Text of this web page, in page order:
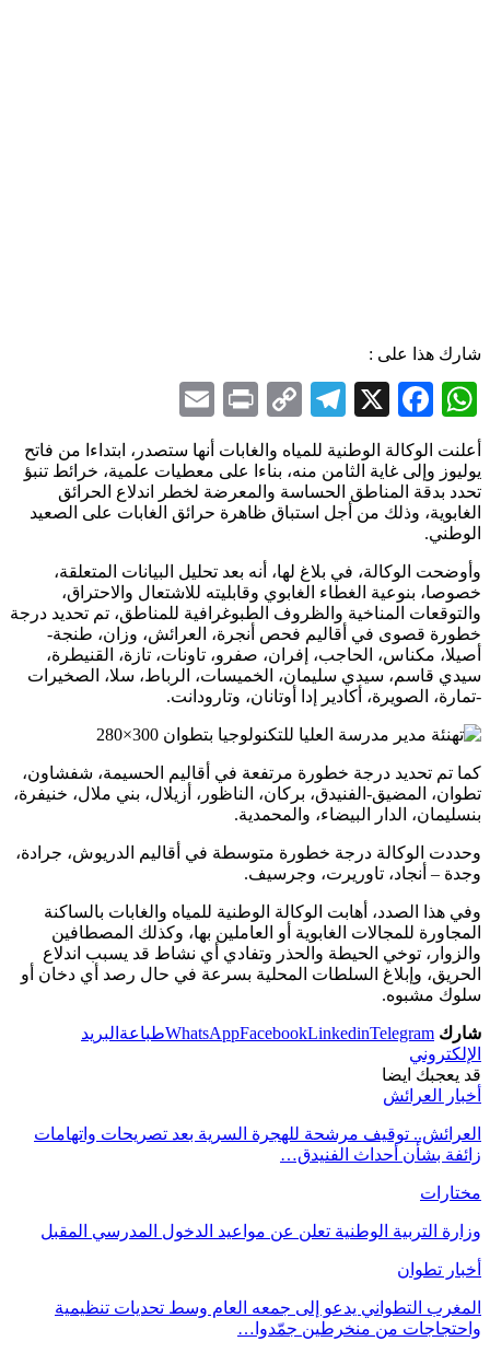
شارك هذا على :
WhatsApp
Facebook
X
Telegram
Copy
Link
Print
أعلنت الوكالة الوطنية للمياه والغابات أنها ستصدر، ابتداءا من فاتح
يوليوز وإلى غاية الثامن منه، بناءا على معطيات علمية، خرائط تنبؤ
تحدد بدقة المناطق الحساسة والمعرضة لخطر اندلاع الحرائق
الغابوية، وذلك من أجل استباق ظاهرة حرائق الغابات على الصعيد
الوطني.
وأوضحت الوكالة، في بلاغ لها، أنه بعد تحليل البيانات المتعلقة،
خصوصا، بنوعية الغطاء الغابوي وقابليته للاشتعال والاحتراق،
والتوقعات المناخية والظروف الطبوغرافية للمناطق، تم تحديد درجة
خطورة قصوى في أقاليم فحص أنجرة، العرائش، وزان، طنجة-
أصيلا، مكناس، الحاجب، إفران، صفرو، تاونات، تازة، القنيطرة،
سيدي قاسم، سيدي سليمان، الخميسات، الرباط، سلا، الصخيرات
-تمارة، الصويرة، أكادير إدا أوتانان، وتارودانت.
كما تم تحديد درجة خطورة مرتفعة في أقاليم الحسيمة، شفشاون،
تطوان، المضيق-الفنيدق، بركان، الناظور، أزيلال، بني ملال، خنيفرة،
بنسليمان، الدار البيضاء، والمحمدية.
وحددت الوكالة درجة خطورة متوسطة في أقاليم الدريوش، جرادة،
وجدة – أنجاد، تاوريرت، وجرسيف.
وفي هذا الصدد، أهابت الوكالة الوطنية للمياه والغابات بالساكنة
المجاورة للمجالات الغابوية أو العاملين بها، وكذلك المصطافين
والزوار، توخي الحيطة والحذر وتفادي أي نشاط قد يسبب اندلاع
الحريق، وإبلاغ السلطات المحلية بسرعة في حال رصد أي دخان أو
سلوك مشبوه.
شارك WhatsAppFacebookLinkedinTelegram طباعة البريد
الإلكتروني
قد يعجبك ايضا
أخبار العرائش
العرائش.. توقيف مرشحة للهجرة السرية بعد تصريحات واتهامات
زائفة بشأن أحداث الفنيدق…
مختارات
وزارة التربية الوطنية تعلن عن مواعيد الدخول المدرسي المقبل
أخبار تطوان
المغرب التطواني يدعو إلى جمعه العام وسط تحديات تنظيمية
واحتجاجات من منخرطين جمّدوا…